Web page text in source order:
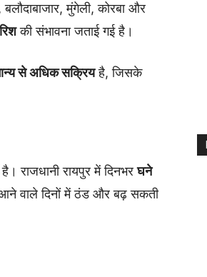
मुंगेली, कोरबा और
की संभावना जताई गई है।
से अधिक सक्रियहै, जिसके
राजधानी रायपुर में दिनभरघने
वाले दिनों में ठंड और बढ़ सकती